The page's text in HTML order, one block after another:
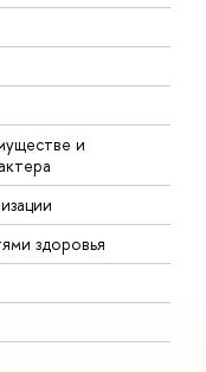
и
здоровья